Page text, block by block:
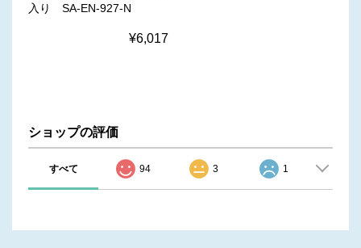
入り SA-EN-927-N
¥6,017
ショップの評価
すべて 94 3 1